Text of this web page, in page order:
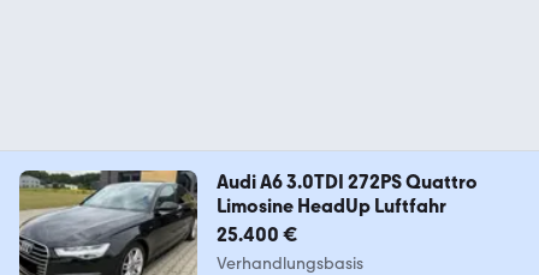
Audi A6 3.0TDI 272PS Quattro
Limosine HeadUp Luftfahr
25.400 €
Verhandlungsbasis